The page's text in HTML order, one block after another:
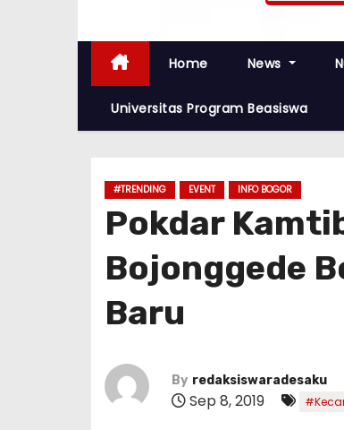
Home News
Universitas Program Beasiswa
#TRENDING EVENT INFO BOGOR
Pokdar
Bojonggede
Baru
By redaksiswaradesaku
Sep 8, 2019